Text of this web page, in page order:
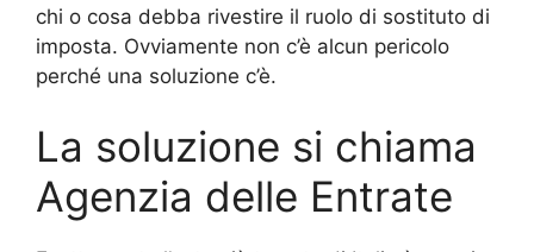
chi o cosa debba rivestire il ruolo di sostituto di
imposta. Ovviamente non c’è alcun pericolo
perché una soluzione c’è.
La soluzione si chiama
Agenzia delle Entrate